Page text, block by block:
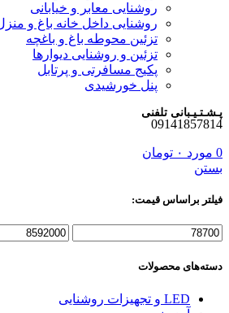
روشنایی معابر و خیابانی
روشنایی داخل خانه باغ و
تزئین محوطه باغ و باغچه
تزئین و روشنایی دیوارها
پکیج مسافرتی و پرتابل
پنل خورشیدی
پـشـتـیـبانی تلفنی
09141857814
0 مورد ۰ تومان
بستن
فیلتر براساس قیمت:
حداقل
حداكثر
دسته‌های محصولات
LED و تجهیزات روشنایی